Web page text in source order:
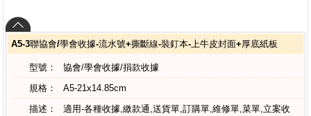
A5-3聯協會/學會收據-流水號+撕斷線-裝釘本-上牛皮封面+厚底紙板
型號：
協會/學會收據/捐款收據
規格：
A5-21x14.85cm
描述：
適用-各種收據,繳款通,送貨單,訂購單,維修單,菜單,立案收